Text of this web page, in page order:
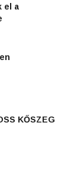
el a
KŐSZEG